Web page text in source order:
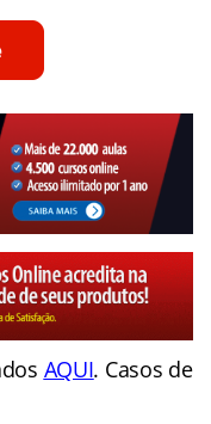
AQUI. Casos de